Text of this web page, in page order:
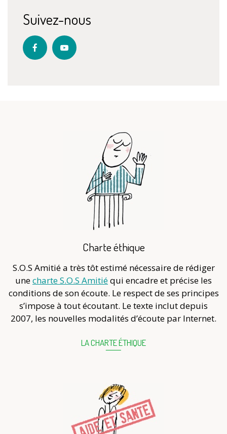
Suivez-nous
Charte éthique
S.O.S Amitié a très tôt estimé nécessaire de rédiger
unecharte S.O.S Amitiéqui encadre et précise les
conditions de son écoute. Le respect de ses principes
s’impose à tout écoutant. Le texte inclut depuis
2007, les nouvelles modalités d’écoute par Internet.
LA CHARTE ÉTHIQUE